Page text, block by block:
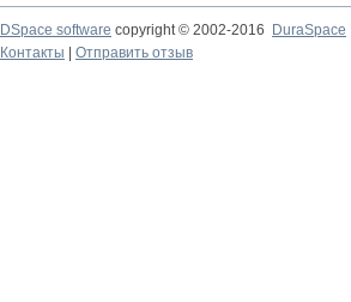
DSpace software copyright © 2002-2016
DuraSpace
Контакты
Отправить отзыв